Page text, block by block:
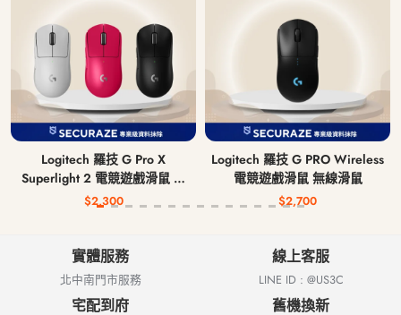
Logitech 羅技 G Pro X
Superlight 2 電競遊戲滑鼠 無
線滑鼠
$2,300
Logitech 羅技 G PRO Wireless
電競遊戲滑鼠 無線滑鼠
$2,700
實體服務
北中南門市服務
線上客服
LINE ID : @US3C
宅配到府 舊機換新